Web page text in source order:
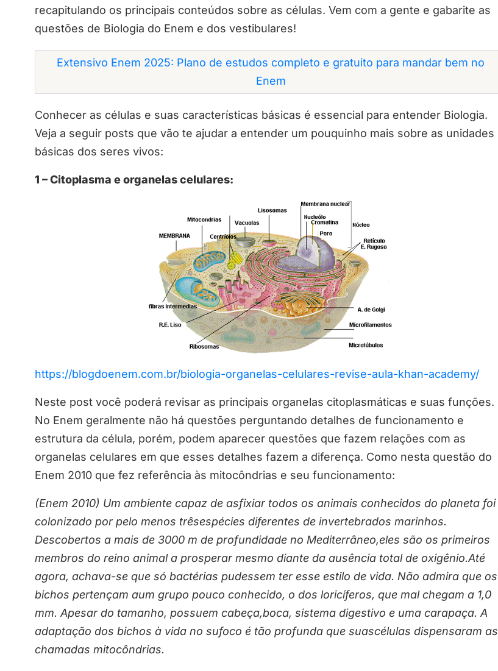
recapitulando os principais conteúdos sobre as células. Vem com a gente e gabarite as
questões de Biologia do Enem e dos vestibulares!
Extensivo Enem 2025: Plano de estudos completo e gratuito para mandar bem no
Enem
Conhecer as células e suas características básicas é essencial para entender Biologia.
Veja a seguir posts que vão te ajudar a entender um pouquinho mais sobre as unidades
básicas dos seres vivos:
1 – Citoplasma e organelas celulares:
https://blogdoenem.com.br/biologia-organelas-celulares-revise-aula-khan-academy/
Neste post você poderá revisar as principais organelas citoplasmáticas e suas funções.
No Enem geralmente não há questões perguntando detalhes de funcionamento e
estrutura da célula, porém, podem aparecer questões que fazem relações com as
organelas celulares em que esses detalhes fazem a diferença. Como nesta questão do
Enem 2010 que fez referência às mitocôndrias e seu funcionamento:
(Enem 2010) Um ambiente capaz de asfixiar todos os animais conhecidos do planeta foi
colonizado por pelo menos trêsespécies diferentes de invertebrados marinhos.
Descobertos a mais de 3000 m de profundidade no Mediterrâneo,eles são os primeiros
membros do reino animal a prosperar mesmo diante da ausência total de oxigênio.Até
agora, achava-se que só bactérias pudessem ter esse estilo de vida. Não admira que os
bichos pertençam aum grupo pouco conhecido, o dos loricíferos, que mal chegam a 1,0
mm. Apesar do tamanho, possuem cabeça,boca, sistema digestivo e uma carapaça. A
adaptação dos bichos à vida no sufoco é tão profunda que suascélulas dispensaram as
chamadas mitocôndrias.